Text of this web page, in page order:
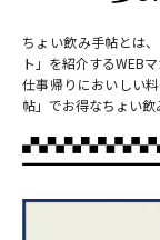
ちょい飲み手帖とは
ト」を紹介するWEBマ
仕事帰りにおいしい
帖」でお得なちょい飲